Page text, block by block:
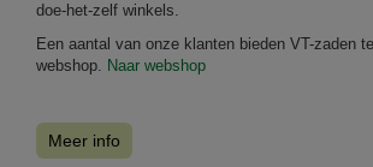
doe-het-zelf winkels.
Een aantal van onze klanten bieden VT-zaden
webshop. Naar webshop
Meer info